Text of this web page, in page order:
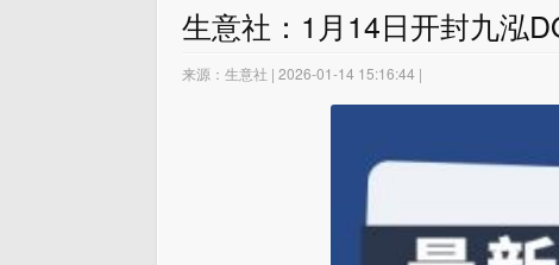
生意社：1月14日开封九泓
来源：生意社 | 2026-01-14 15:16:44 |